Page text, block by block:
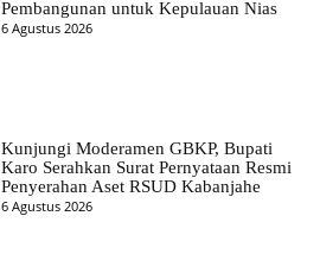
Pembangunan untuk Kepulauan Nias
6 Agustus 2026
Kunjungi Moderamen GBKP, Bupati
Karo Serahkan Surat Pernyataan Resmi
Penyerahan Aset RSUD Kabanjahe
6 Agustus 2026